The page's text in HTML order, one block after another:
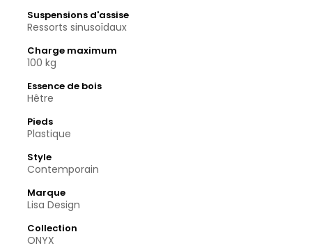
Suspensions d'assise
Ressorts sinusoïdaux
Charge maximum
100 kg
Essence de bois
Hêtre
Pieds
Plastique
Style
Contemporain
Marque
Lisa Design
Collection
ONYX